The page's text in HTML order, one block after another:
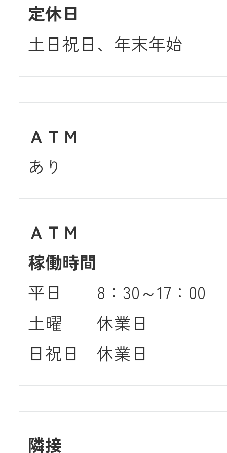
定休日
土日祝日、年末年始
ＡＴＭ
あり
ＡＴＭ
稼働時間
平日 8：30～17：00
土曜 休業日
日祝日 休業日
隣接